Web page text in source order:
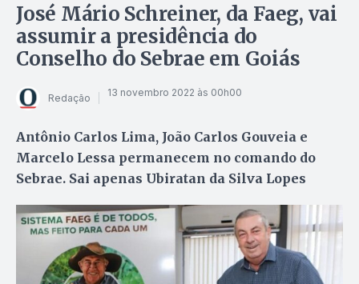
José Mário Schreiner, da Faeg, vai
assumir a presidência do
Conselho do Sebrae em Goiás
Redação 13 novembro 2022 às 00h00
Antônio Carlos Lima, João Carlos Gouveia e
Marcelo Lessa permanecem no comando do
Sebrae. Sai apenas Ubiratan da Silva Lopes